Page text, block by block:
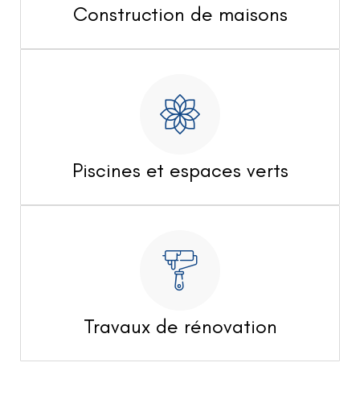
Construction de maisons
Piscines et espaces verts
Travaux de rénovation